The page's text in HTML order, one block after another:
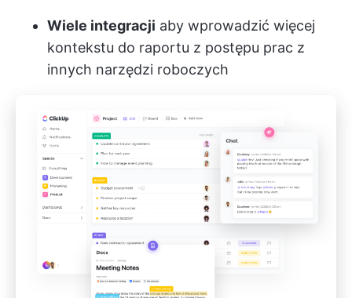
Wiele integracji aby wprowadzić więcej
kontekstu do raportu z postępu prac z
innych narzędzi roboczych